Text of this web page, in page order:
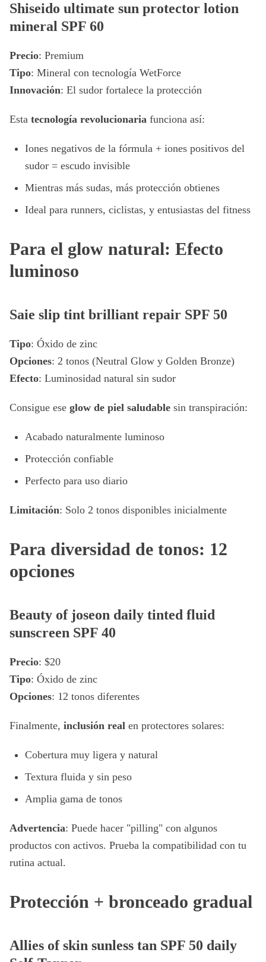
Shiseido ultimate sun protector lotion
mineral SPF 60
Precio: Premium
Tipo: Mineral con tecnología WetForce
Innovación: El sudor fortalece la protección
Esta tecnología revolucionaria funciona así:
Iones negativos de la fórmula + iones positivos del
sudor = escudo invisible
Mientras más sudas, más protección obtienes
Ideal para runners, ciclistas, y entusiastas del fitness
Para el glow natural: Efecto
luminoso
Saie slip tint brilliant repair SPF 50
Tipo: Óxido de zinc
Opciones: 2 tonos (Neutral Glow y Golden Bronze)
Efecto: Luminosidad natural sin sudor
Consigue ese glow de piel saludable sin transpiración:
Acabado naturalmente luminoso
Protección confiable
Perfecto para uso diario
Limitación: Solo 2 tonos disponibles inicialmente
Para diversidad de tonos: 12
opciones
Beauty of joseon daily tinted fluid
sunscreen SPF 40
Precio: $20
Tipo: Óxido de zinc
Opciones: 12 tonos diferentes
Finalmente, inclusión real en protectores solares:
Cobertura muy ligera y natural
Textura fluida y sin peso
Amplia gama de tonos
Advertencia: Puede hacer "pilling" con algunos
productos con activos. Prueba la compatibilidad con tu
rutina actual.
Protección + bronceado gradual
Allies of skin sunless tan SPF 50 daily